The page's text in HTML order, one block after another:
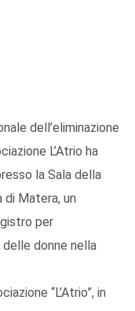
dell’eliminazione
L’Atrio ha
la Sala della
di Matera, un
per
donne nella
“L’Atrio”, in